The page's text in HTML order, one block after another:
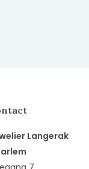
Langerak